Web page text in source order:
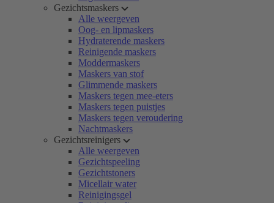
Gezichtsmaskers
Alle weergeven
Oog- en lipmaskers
Hydraterende maskers
Reinigende maskers
Moddermaskers
Maskers van stof
Glimmende maskers
Maskers tegen mee-eters
Maskers tegen puistjes
Maskers tegen veroudering
Nachtmaskers
Gezichtsreinigers
Alle weergeven
Gezichtspeeling
Gezichtstoners
Micellair water
Reinigingsgel